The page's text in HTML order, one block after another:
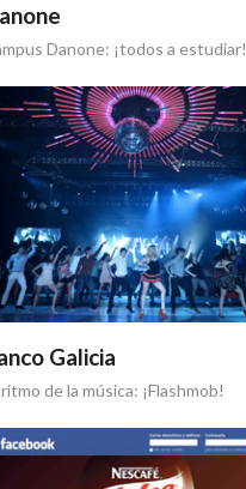
Danone: ¡todos a estudiar!
Galicia
de la música: ¡Flashmob!